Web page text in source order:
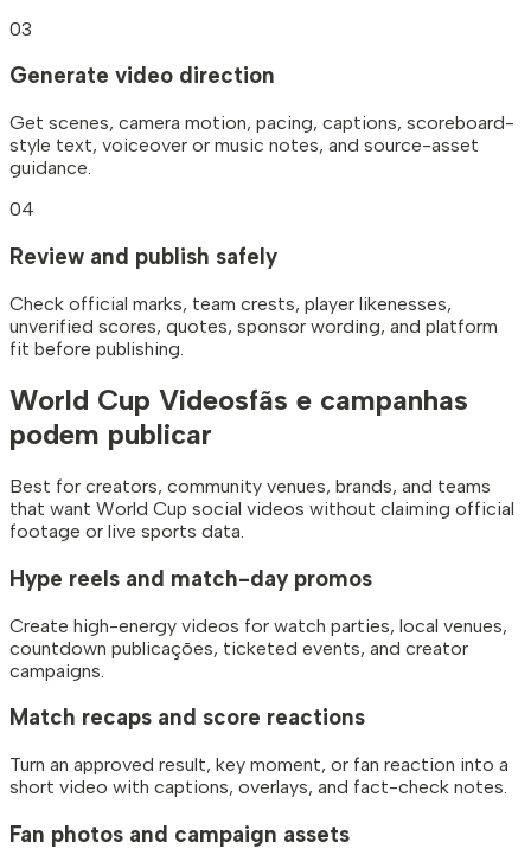
03
Generate video direction
Get scenes, camera motion, pacing, captions, scoreboard-
style text, voiceover or music notes, and source-asset
guidance.
04
Review and publish safely
Check official marks, team crests, player likenesses,
unverified scores, quotes, sponsor wording, and platform
fit before publishing.
World Cup Videosfãs e campanhas
podem publicar
Best for creators, community venues, brands, and teams
that want World Cup social videos without claiming official
footage or live sports data.
Hype reels and match-day promos
Create high-energy videos for watch parties, local venues,
countdown publicações, ticketed events, and creator
campaigns.
Match recaps and score reactions
Turn an approved result, key moment, or fan reaction into a
short video with captions, overlays, and fact-check notes.
Fan photos and campaign assets